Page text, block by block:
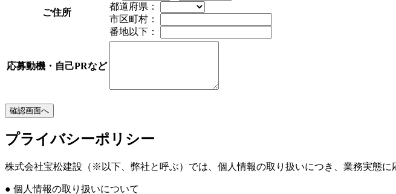
ご住所
都道府県：
市区町村：
番地以下：
応募動機・自己PRなど
プライバシーポリシー
株式会社宝松建設（※以下、弊社と呼ぶ）では、個人情報の取り扱いにつき、業務実態
● 個人情報の取り扱いについて